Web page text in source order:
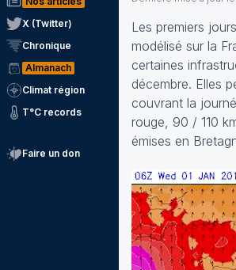
X (Twitter)
Chronique
Almanach
Climat région
T°C records
Faire un don
Les premiers
modélisé sur la
certaines
décembre. Elles
couvrant la
rouge, 90 / 110
émises en